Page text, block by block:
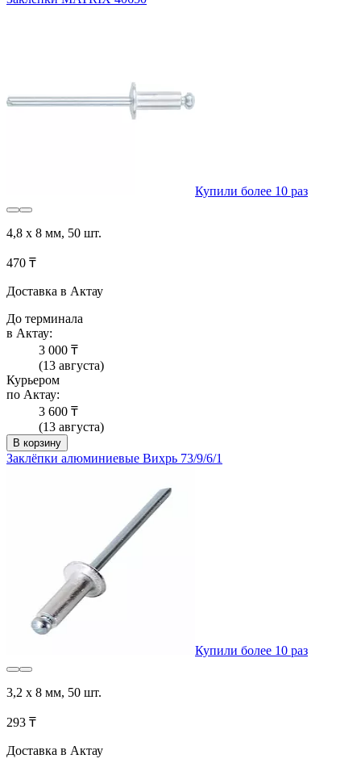
Купили более 10 раз
4,8 х 8 мм, 50 шт.
470 ₸
Доставка в Актау
До терминала
в Актау:
3 000 ₸
(13 августа)
Курьером
по Актау:
3 600 ₸
(13 августа)
В корзину
Заклёпки алюминиевые Вихрь 73/9/6/1
Купили более 10 раз
3,2 х 8 мм, 50 шт.
293 ₸
Доставка в Актау